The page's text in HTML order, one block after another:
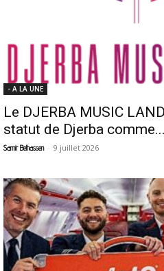
- A LA UNE
Le DJERBA MUSIC
statut de Djerba comme...
Samir Belhassen - 9 juillet 2026